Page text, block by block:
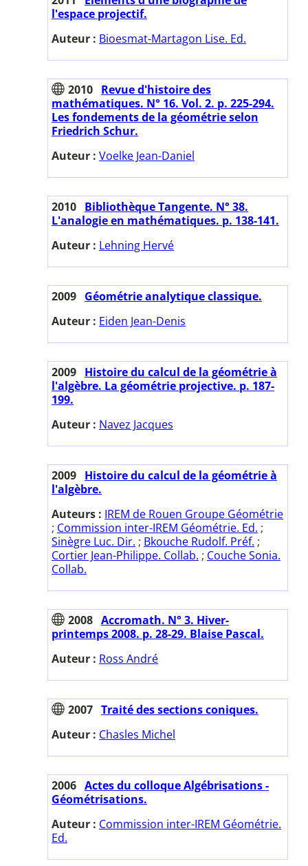
l'espace projectif.
Auteur : Bioesmat-Martagon Lise. Ed.
2010 Revue d'histoire des
mathématiques. N° 16. Vol. 2. p. 225-294.
Les fondements de la géométrie selon
Friedrich Schur.
Auteur : Voelke Jean-Daniel
2010 Bibliothèque Tangente. N° 38.
L'analogie en mathématiques. p. 138-141.
Auteur : Lehning Hervé
2009 Géométrie analytique classique.
Auteur : Eiden Jean-Denis
2009 Histoire du calcul de la géométrie à
l'algèbre. La géométrie projective. p. 187-
199.
Auteur : Navez Jacques
2009 Histoire du calcul de la géométrie à
l'algèbre.
Auteurs : IREM de Rouen Groupe Géométrie
; Commission inter-IREM Géométrie. Ed. ;
Sinègre Luc. Dir. ; Bkouche Rudolf. Préf. ;
Cortier Jean-Philippe. Collab. ; Couche Sonia.
Collab.
2008 Accromath. N° 3. Hiver-
printemps 2008. p. 28-29. Blaise Pascal.
Auteur : Ross André
2007 Traité des sections coniques.
Auteur : Chasles Michel
2006 Actes du colloque Algébrisations -
Géométrisations.
Auteur : Commission inter-IREM Géométrie.
Ed.